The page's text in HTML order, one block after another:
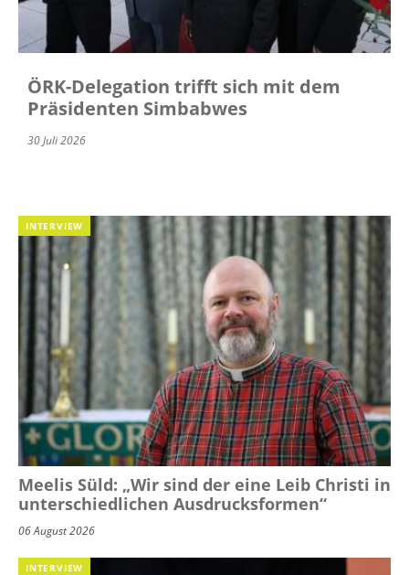
ÖRK-Delegation trifft sich mit dem
Präsidenten Simbabwes
30 Juli 2026
INTERVIEW
Meelis Süld: „Wir sind der eine Leib Christi in
unterschiedlichen Ausdrucksformen“
06 August 2026
INTERVIEW